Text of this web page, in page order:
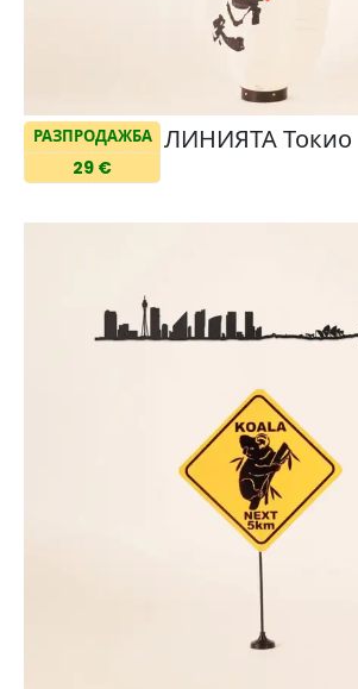
РАЗПРОДАЖБА
29 €
ЛИНИЯТА Токио